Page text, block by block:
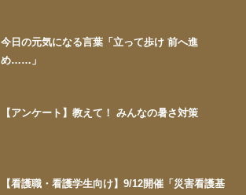
今日の元気になる言葉「立って歩け 前へ進
め……」
【アンケート】教えて！ みんなの暑さ対策
【看護職・看護学生向け】9/12開催「災害看護基